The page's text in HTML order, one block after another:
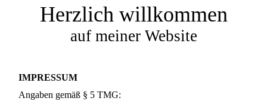
Herzlich willkommen
auf meiner Website
IMPRESSUM
Angaben gemäß § 5 TMG: